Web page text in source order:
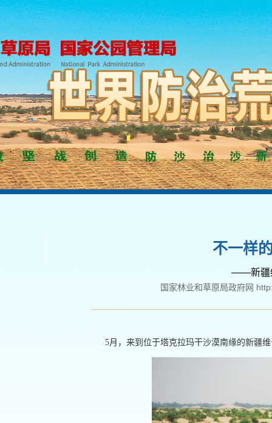
不一样
——新疆
国家林业和草原局政府网
5月，来到位于塔克拉玛干沙漠南缘的新疆